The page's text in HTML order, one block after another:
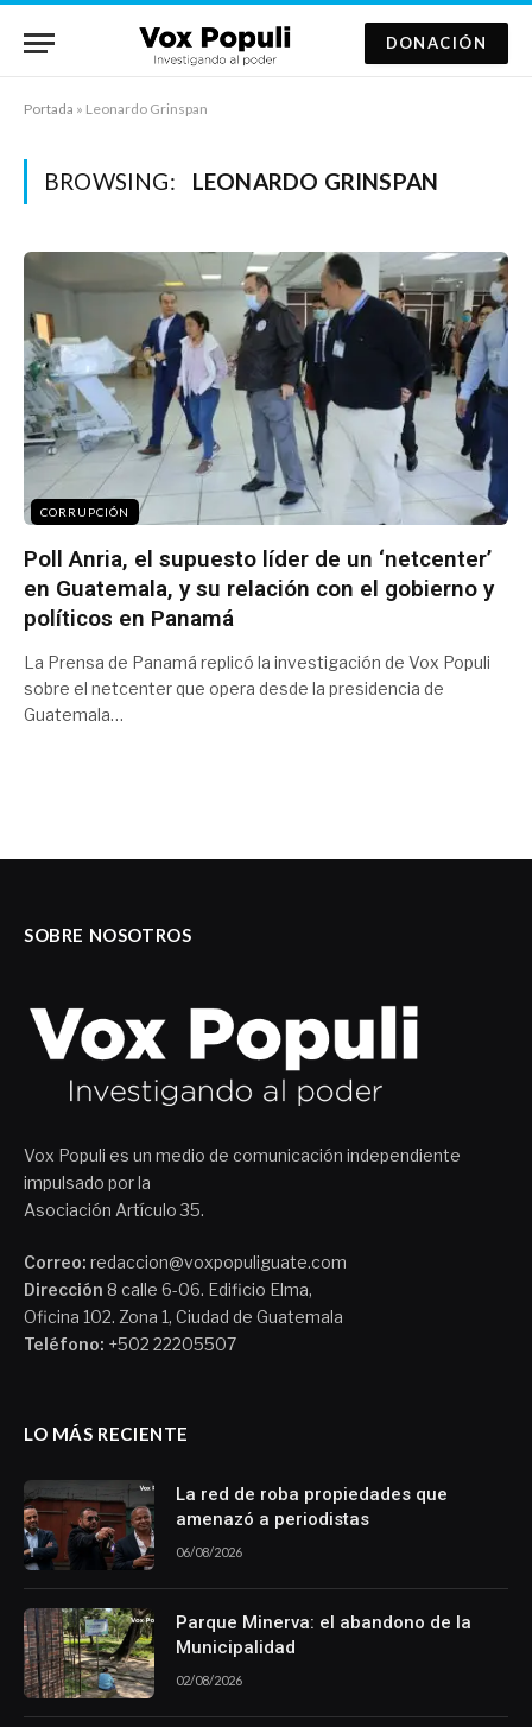
DONACIÓN
Portada » Leonardo Grinspan
BROWSING: LEONARDO GRINSPAN
CORRUPCIÓN
Poll Anria, el supuesto líder de un ‘netcenter’
en Guatemala, y su relación con el gobierno y
políticos en Panamá
La Prensa de Panamá replicó la investigación de Vox Populi
sobre el netcenter que opera desde la presidencia de
Guatemala…
SOBRE NOSOTROS
Vox Populi es un medio de comunicación independiente
impulsado por la
Asociación Artículo 35.
Correo: redaccion@voxpopuliguate.com
Dirección 8 calle 6-06. Edificio Elma,
Oficina 102. Zona 1, Ciudad de Guatemala
Teléfono: +502 22205507
LO MÁS RECIENTE
La red de roba propiedades que
amenazó a periodistas
06/08/2026
Parque Minerva: el abandono de la
Municipalidad
02/08/2026